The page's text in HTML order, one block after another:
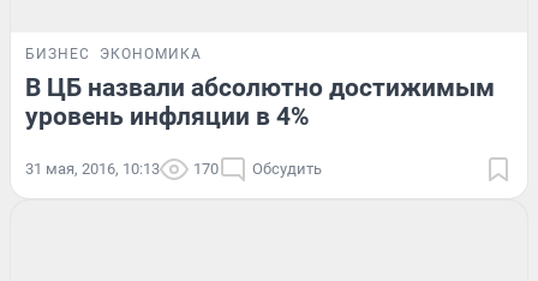
БИЗНЕС ЭКОНОМИКА
В ЦБ назвали абсолютно достижимым
уровень инфляции в 4%
31 мая, 2016, 10:13 170 Обсудить